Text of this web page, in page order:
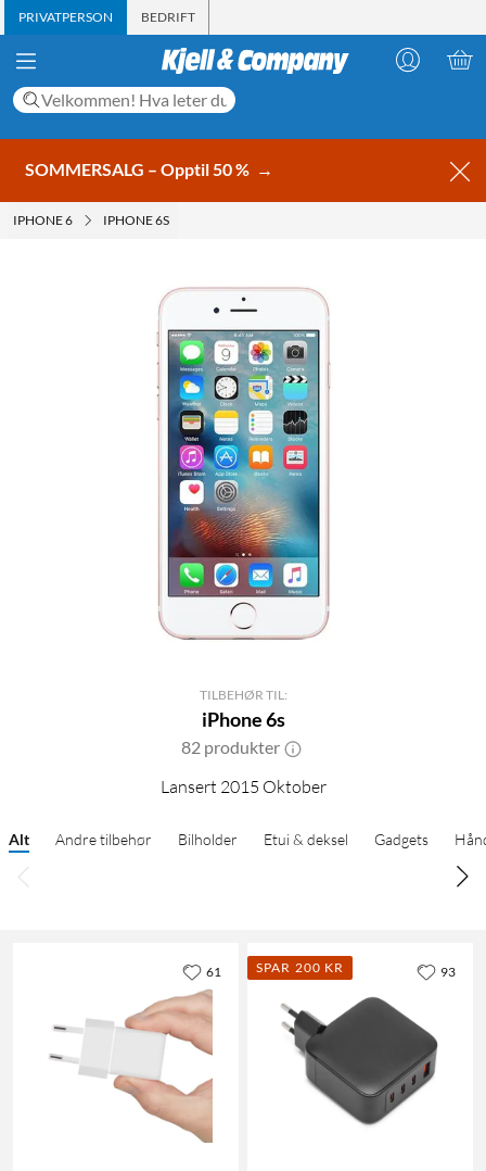
PRIVATPERSON BEDRIFT
SOMMERSALG – Opptil 50 % →
IPHONE 6 IPHONE 6S
TILBEHØR TIL:
iPhone 6s
82 produkter
Lansert 2015 Oktober
Alt Andre tilbehør Bilholder Etui & deksel Gadgets
61 SPAR 200 KR 93